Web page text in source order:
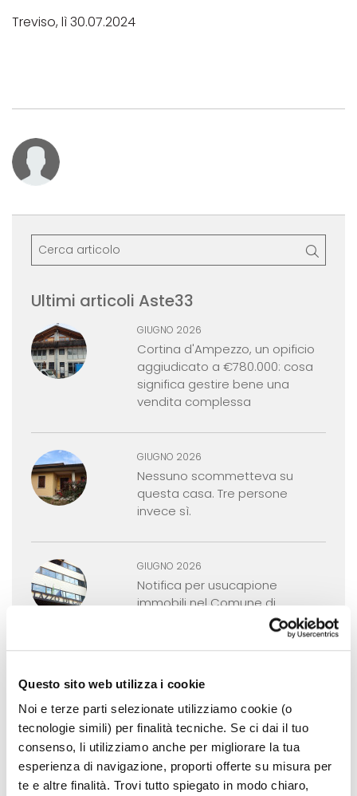
Questo sito web utilizza i cookie
Noi e terze parti selezionate utilizziamo cookie (o
tecnologie simili) per finalità tecniche. Se ci dai il tuo
consenso, li utilizziamo anche per migliorare la tua
esperienza di navigazione, proporti offerte su misura per
te e altre finalità. Trovi tutto spiegato in modo chiaro,
Treviso, lì 30.07.2024
Ultimi articoli Aste33
GIUGNO 2026
Cortina d'Ampezzo, un opificio
aggiudicato a €780.000: cosa
significa gestire bene una
vendita complessa
GIUGNO 2026
Nessuno scommetteva su
questa casa. Tre persone
invece sì.
GIUGNO 2026
Notifica per usucapione
immobili nel Comune di
Godega di Sant’Urbano (TV)
Cancellazione delle trascrizioni
pregiudizievoli nell'asta
giudiziaria: come funziona
davvero